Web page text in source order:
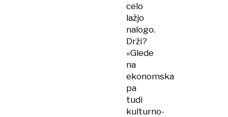
celo
lažjo
nalogo.
Drži?
»Glede
na
ekonomska
pa
tudi
kulturno-